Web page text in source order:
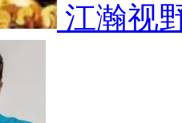
江瀚视